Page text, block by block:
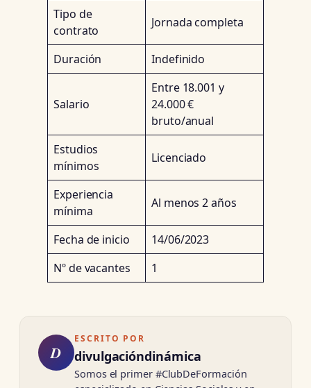
Tipo de
contrato
Jornada completa
Duración Indefinido
Salario
Entre 18.001 y
24.000 €
bruto/anual
Estudios
mínimos
Licenciado
Experiencia
mínima
Al menos 2 años
Fecha de inicio
14/06/2023
Nº de vacantes
1
D
ESCRITO POR
divulgacióndinámica
Somos el primer #ClubDeFormación